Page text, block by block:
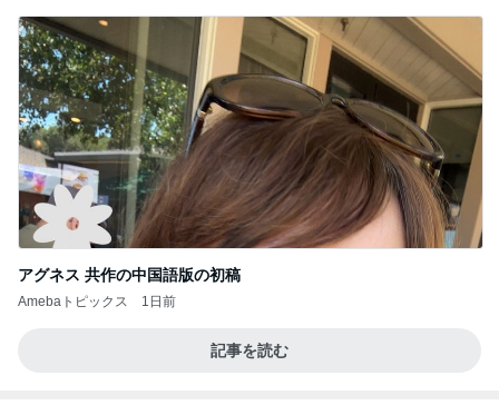
アグネス 共作の中国語版の初稿
Amebaトピックス 1日前
記事を読む